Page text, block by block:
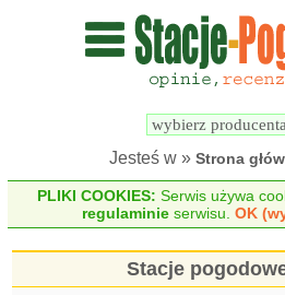
Jesteś w » Strona
PLIKI COOKIES: Serwis używa
regulaminie serwisu.OK
Stacje